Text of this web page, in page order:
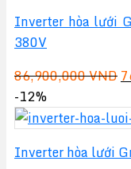
Inverter hòa lưới
380V
86,900,000VND
-12%
Inverter hòa lưới